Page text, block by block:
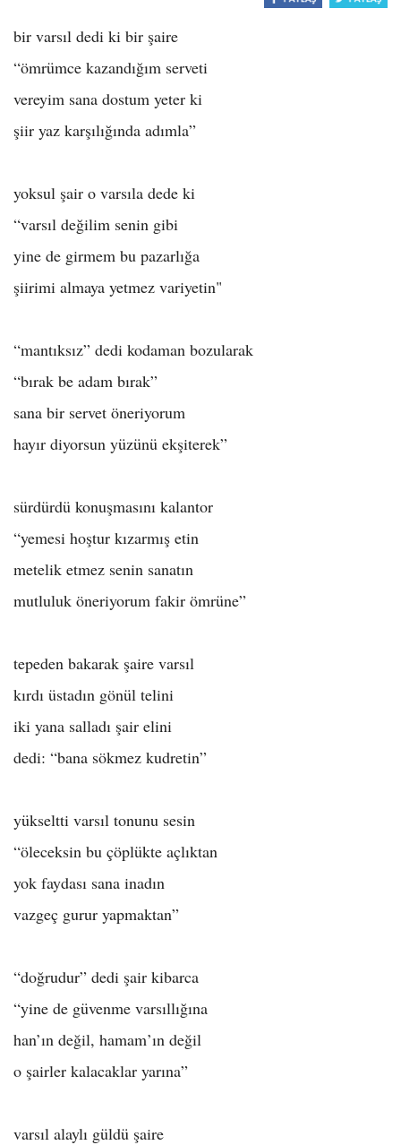
n
bir varsıl dedi ki bir şaire
“ömrümce kazandığım serveti
vereyim sana dostum yeter ki
şiir yaz karşılığında adımla”
yoksul şair o varsıla dede ki
“varsıl değilim senin gibi
yine de girmem bu pazarlığa
şiirimi almaya yetmez variyetin"
“mantıksız” dedi kodaman bozularak
“bırak be adam bırak”
sana bir servet öneriyorum
hayır diyorsun yüzünü ekşiterek”
sürdürdü konuşmasını kalantor
“yemesi hoştur kızarmış etin
metelik etmez senin sanatın
mutluluk öneriyorum fakir ömrüne”
tepeden bakarak şaire varsıl
kırdı üstadın gönül telini
iki yana salladı şair elini
dedi: “bana sökmez kudretin”
yükseltti varsıl tonunu sesin
“öleceksin bu çöplükte açlıktan
yok faydası sana inadın
vazgeç gurur yapmaktan”
“doğrudur” dedi şair kibarca
“yine de güvenme varsıllığına
han’ın değil, hamam’ın değil
o şairler kalacaklar yarına”
varsıl alaylı güldü şaire